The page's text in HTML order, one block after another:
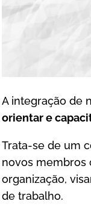
A integração de
orientar e
Trata-se de um
novos membros
organização,
de trabalho.